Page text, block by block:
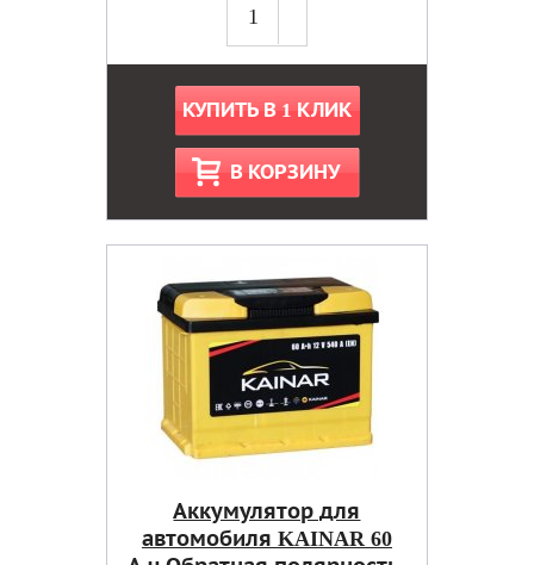
КУПИТЬ В 1 КЛИК
В КОРЗИНУ
Аккумулятор для
автомобиля KAINAR 60